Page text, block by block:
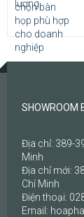
SHOWROOM
Địa chỉ: 389-
Minh
Địa chỉ mới:
Chí Minh
Điện thoại:
Email: